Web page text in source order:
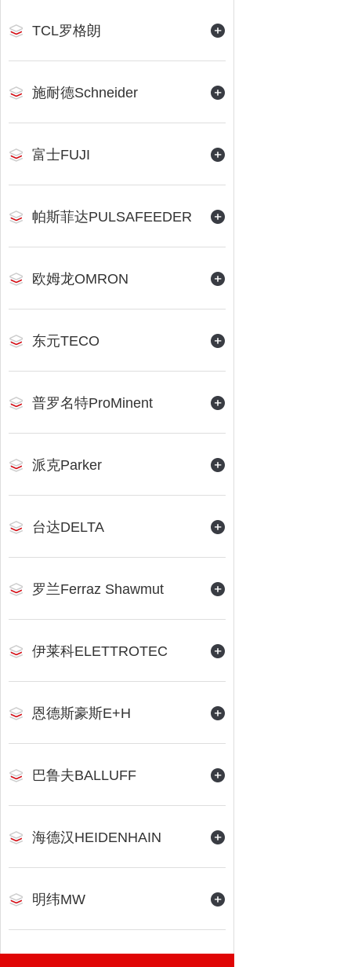
TCL罗格朗
施耐德Schneider
富士FUJI
帕斯菲达PULSAFEEDER
欧姆龙OMRON
东元TECO
普罗名特ProMinent
派克Parker
台达DELTA
罗兰Ferraz Shawmut
伊莱科ELETTROTEC
恩德斯豪斯E+H
巴鲁夫BALLUFF
海德汉HEIDENHAIN
明纬MW